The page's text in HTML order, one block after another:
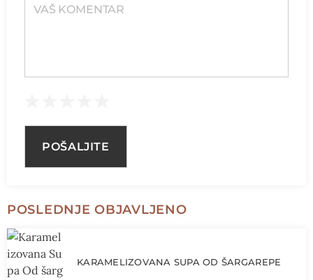
POSLEDNJE OBJAVLJENO
KARAMELIZOVANA SUPA OD ŠARGAREPE